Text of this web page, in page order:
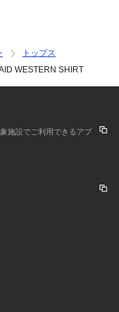
トップス
WESTERN SHIRT
施設でご利用できるアプ